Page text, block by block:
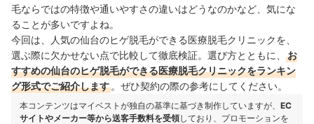
毛ならではの特徴や通いやすさの違いはどうなのかなど、気にな
ることが多いですよね。
今回は、人気の仙台のヒゲ脱毛ができる医療脱毛クリニックを、
選ぶ際に欠かせない点で比較して徹底検証。選び方とともに、
お
すすめの仙台のヒゲ脱毛ができる医療脱毛クリニックをランキン
グ形式でご紹介します 。ぜひ契約の際の参考にしてください。
本コンテンツはマイベストが独自の基準に基づき制作していますが、 EC
サイトやメーカー等から送客手数料を受領しており、プロモーションを